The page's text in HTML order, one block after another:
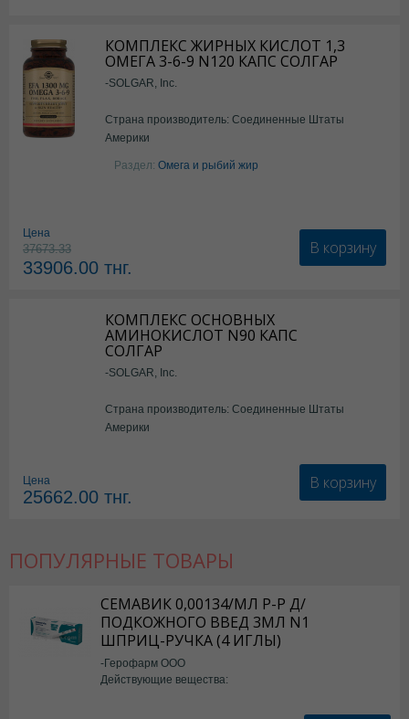
КОМПЛЕКС ЖИРНЫХ КИСЛОТ 1,3
ОМЕГА 3-6-9 N120 КАПС СОЛГАР
-SOLGAR, Inc.
Страна производитель: Соединенные Штаты
Америки
Раздел: Омега и рыбий жир
Цена
37673.33
33906.00 тнг.
В корзину
КОМПЛЕКС ОСНОВНЫХ
АМИНОКИСЛОТ N90 КАПС
СОЛГАР
-SOLGAR, Inc.
Страна производитель: Соединенные Штаты
Америки
Цена
25662.00 тнг.
В корзину
ПОПУЛЯРНЫЕ ТОВАРЫ
СЕМАВИК 0,00134/МЛ Р-Р Д/
ПОДКОЖНОГО ВВЕД 3МЛ N1
ШПРИЦ-РУЧКА (4 ИГЛЫ)
-Герофарм ООО
Действующие вещества: